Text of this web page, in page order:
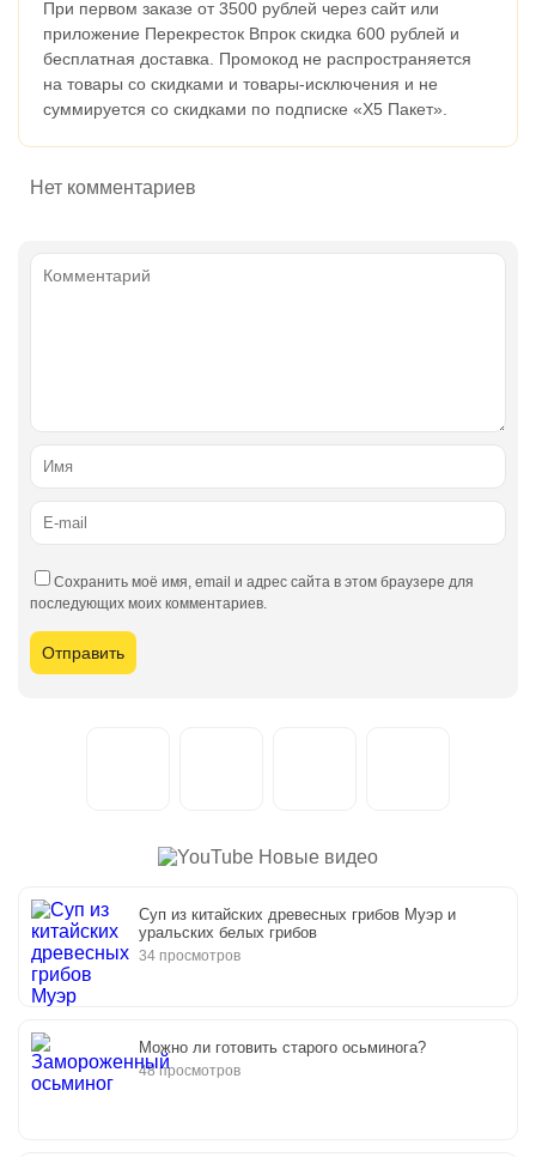
При первом заказе от 3500 рублей через сайт или
приложение Перекресток Впрок скидка 600 рублей и
бесплатная доставка. Промокод не распространяется
на товары со скидками и товары-исключения и не
суммируется со скидками по подписке «X5 Пакет».
Нет комментариев
Сохранить моё имя, email и адрес сайта в этом браузере для
последующих моих комментариев.
Новые видео
Суп из китайских древесных грибов Муэр и
уральских белых грибов
34 просмотров
Можно ли готовить старого осьминога?
48 просмотров